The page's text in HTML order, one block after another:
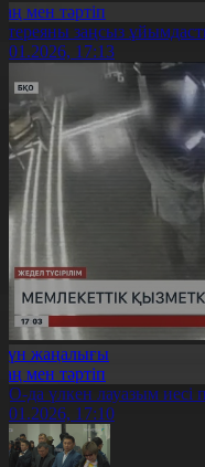
мен тәртіп
заңсыз
17:13
жаңалығы
мен тәртіп
да үлкен лауазым иесі
17:10